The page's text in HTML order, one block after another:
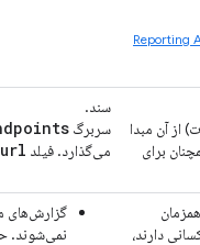
از آن مبدا
برای
سند.
سربرگ
می‌گذارد. فیلد url
دارند،
گزارش‌های
نمی‌شوند.